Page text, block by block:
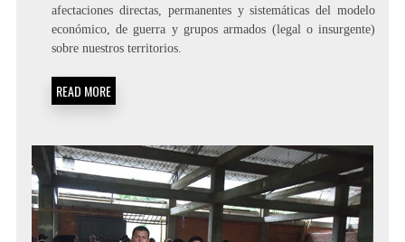
afectaciones directas, permanentes y sistemáticas del modelo
económico, de guerra y grupos armados (legal o insurgente)
sobre nuestros territorios.
READ MORE